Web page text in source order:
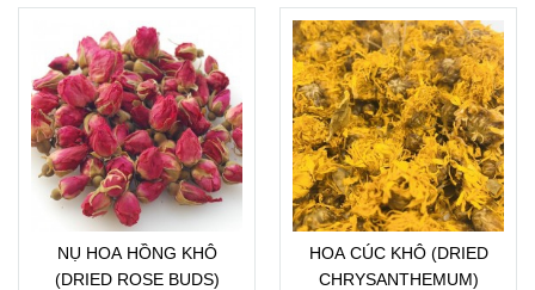
NỤ HOA HỒNG KHÔ
(DRIED ROSE BUDS)
HOA CÚC KHÔ (DRIED
CHRYSANTHEMUM)